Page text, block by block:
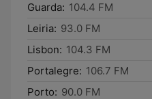
Guarda: 104.4 FM
Leiria: 93.0 FM
Lisbon: 104.3 FM
Portalegre: 106.7 FM
Porto: 90.0 FM